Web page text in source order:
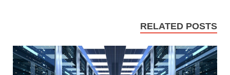
RELATED POSTS